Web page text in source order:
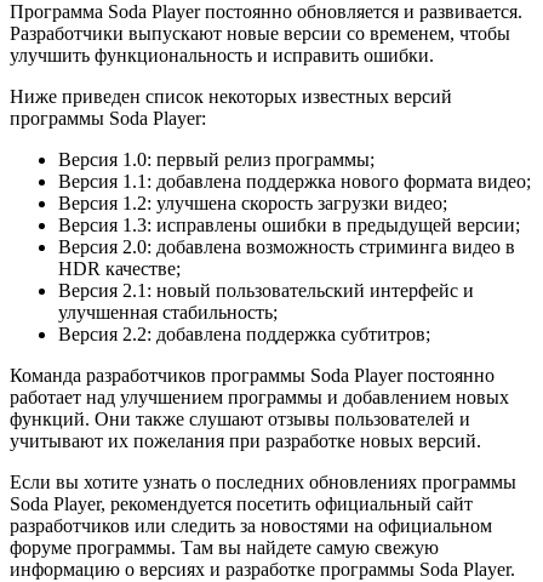
Программа Soda Player постоянно обновляется и развивается.
Разработчики выпускают новые версии со временем, чтобы
улучшить функциональность и исправить ошибки.
Ниже приведен список некоторых известных версий
программы Soda Player:
Версия 1.0: первый релиз программы;
Версия 1.1: добавлена поддержка нового формата видео;
Версия 1.2: улучшена скорость загрузки видео;
Версия 1.3: исправлены ошибки в предыдущей версии;
Версия 2.0: добавлена возможность стриминга видео в
HDR качестве;
Версия 2.1: новый пользовательский интерфейс и
улучшенная стабильность;
Версия 2.2: добавлена поддержка субтитров;
Команда разработчиков программы Soda Player постоянно
работает над улучшением программы и добавлением новых
функций. Они также слушают отзывы пользователей и
учитывают их пожелания при разработке новых версий.
Если вы хотите узнать о последних обновлениях программы
Soda Player, рекомендуется посетить официальный сайт
разработчиков или следить за новостями на официальном
форуме программы. Там вы найдете самую свежую
информацию о версиях и разработке программы Soda Player.